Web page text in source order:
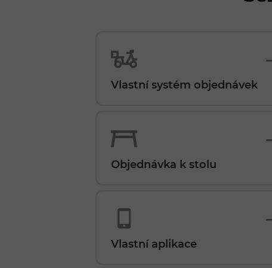
Vlastní systém objednávek
Objednávka k stolu
Vlastní aplikace